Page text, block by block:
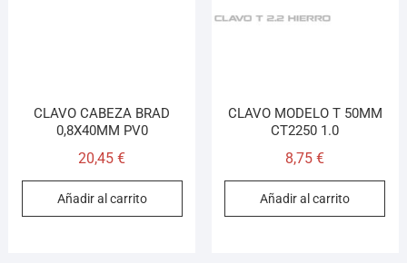
CLAVO CABEZA BRAD
0,8X40MM PV0
20,45€
Añadir al carrito
CLAVO MODELO T 50MM
CT2250 1.0
8,75€
Añadir al carrito